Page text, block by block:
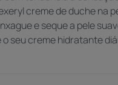
e suavizante, que hidrata,
creme de duche na
e seque a pele
o seu creme hidratante